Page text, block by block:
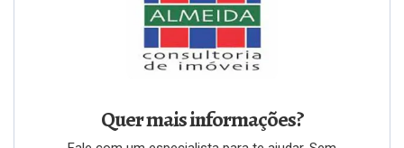
Quer mais informações?